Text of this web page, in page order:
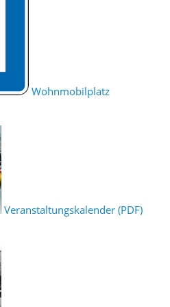
Wohnmobilplatz
Veranstaltungskalender (PDF)